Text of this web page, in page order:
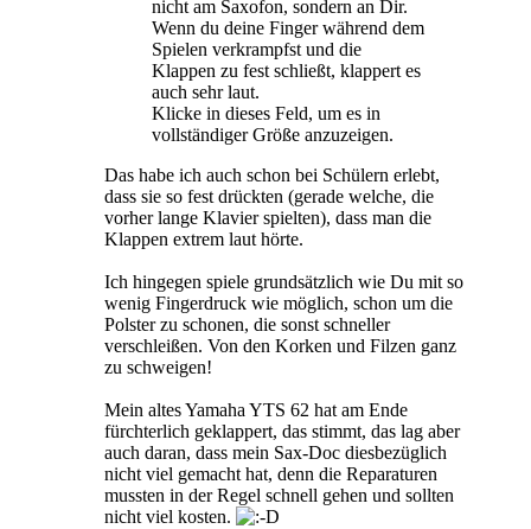
nicht am Saxofon, sondern an Dir.
Wenn du deine Finger während dem
Spielen verkrampfst und die
Klappen zu fest schließt, klappert es
auch sehr laut.
Klicke in dieses Feld, um es in
vollständiger Größe anzuzeigen.
Das habe ich auch schon bei Schülern erlebt,
dass sie so fest drückten (gerade welche, die
vorher lange Klavier spielten), dass man die
Klappen extrem laut hörte.
Ich hingegen spiele grundsätzlich wie Du mit so
wenig Fingerdruck wie möglich, schon um die
Polster zu schonen, die sonst schneller
verschleißen. Von den Korken und Filzen ganz
zu schweigen!
Mein altes Yamaha YTS 62 hat am Ende
fürchterlich geklappert, das stimmt, das lag aber
auch daran, dass mein Sax-Doc diesbezüglich
nicht viel gemacht hat, denn die Reparaturen
mussten in der Regel schnell gehen und sollten
nicht viel kosten.